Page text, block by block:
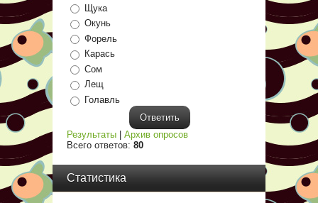
Щука
Окунь
Форель
Карась
Сом
Лещ
Голавль
Результаты | Архив опросов
Всего ответов: 80
Статистика